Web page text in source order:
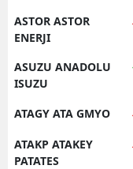
ASTOR ASTOR
ENERJI
ASUZU ANADOLU
ISUZU
ATAGY ATA GMYO
ATAKP ATAKEY
PATATES